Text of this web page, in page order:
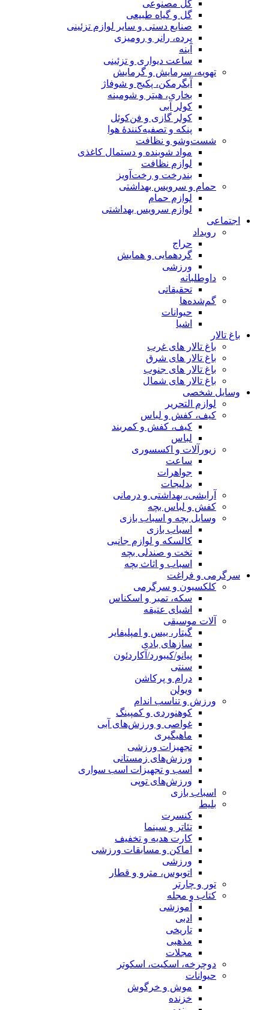
گل مصنوعی
گل و گیاه طبیعی
صنایع دستی و سایر لوازم تزئینی
پرده، رانر و رومیزی
ساعت دیواری و تزئینی
تهویه، سرمایش و گرمایش
آبگرمکن، پکیج و شوفاژ
بخاری، هیتر و شومینه
کولر آبی
کولر گازی و فن‌کوئل
پنکه و تصفیه‌کنندهٔ هوا
شست‌وشو و نظافت
مواد شوینده و دستمال کاغذی
لوازم نظافت
بندرخت و رخت‌آویز
حمام و سرویس بهداشتی
لوازم حمام
لوازم سرویس بهداشتی
رویداد
گردهمایی و همایش
ورزشی
داوطلبانه
تحقیقاتی
گم‌شده‌ها
حیوانات
تالار
باغ تالار های غرب
باغ تالار های شرق
باغ تالار های جنوب
باغ تالار های شمال
شخصی
لوازم التحریر
کیف، کفش و لباس
کیف، کفش و کمربند
زیورآلات و اکسسوری
ساعت
جواهرات
بدلیجات
آرایشی، بهداشتی و درمانی
کفش و لباس بچه
وسایل بچه و اسباب بازی
اسباب بازی
کالسکه و لوازم جانبی
تخت و صندلی بچه
اسباب و اثاث بچه
و فراغت
کلکسیون و سرگرمی
سکه، تمبر و اسکناس
اشیای عتیقه
آلات موسیقی
گیتار، بیس و امپلیفایر
سازهای بادی
پیانو/کیبورد/آکاردئون
درام و پرکاشن
ورزش و تناسب اندام
کوهنوردی و کمپینگ
غواصی و ورزش‌های آبی
ماهیگیری
تجهیزات ورزشی
ورزش‌های زمستانی
اسب و تجهیزات اسب سواری
ورزش‌های توپی
اسباب‌ بازی
کنسرت
تئاتر و سینما
کارت هدیه و تخفیف
اماکن و مسابقات ورزشی
ورزشی
اتوبوس، مترو و قطار
تور و چارتر
کتاب و مجله
آموزشی
تاریخی
مذهبی
مجلات
دوچرخه، اسکیت، اسکوتر
حیوانات
موش و خرگوش